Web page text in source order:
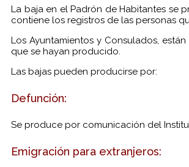
La baja en el Padrón de Habitantes se
contiene los registros de las personas
Los Ayuntamientos y Consulados,
que se hayan producido.
Las bajas pueden producirse por:
Defunción:
Se produce por comunicación del
Emigración para extranjeros: